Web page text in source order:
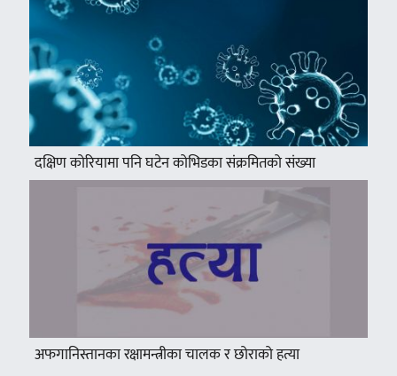
दक्षिण कोरियामा पनि घटेन कोभिडका संक्रमितको संख्या
अफगानिस्तानका रक्षामन्त्रीका चालक र छोराको हत्या